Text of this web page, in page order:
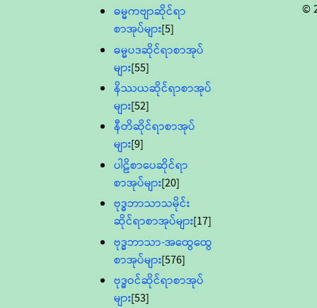
ဓမ္မကဗျာဆိုင်ရာ
စာအုပ်များ[5]
ဓမ္မပဒဆိုင်ရာစာအုပ်
များ[55]
နိဿယဆိုင်ရာစာအုပ်
များ[52]
နီတိဆိုင်ရာစာအုပ်
များ[9]
ပါဠိစာပေဆိုင်ရာ
စာအုပ်များ[20]
ဗုဒ္ဓဘာသာသမိုင်း
ဆိုင်ရာစာအုပ်များ[17]
ဗုဒ္ဓဘာသာ-အထွေထွေ
စာအုပ်များ[576]
ဗုဒ္ဓဝင်ဆိုင်ရာစာအုပ်
များ[53]
©